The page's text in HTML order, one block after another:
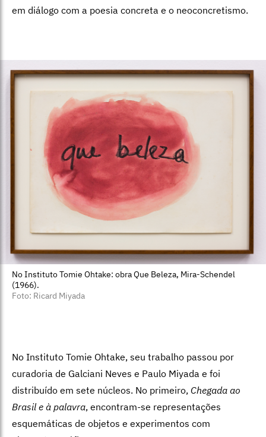
em diálogo com a poesia concreta e o neoconcretismo.
No Instituto Tomie Ohtake: obra Que Beleza, Mira-Schendel
(1966).
Foto: Ricard Miyada
No Instituto Tomie Ohtake, seu trabalho passou por
curadoria de Galciani Neves e Paulo Miyada e foi
distribuído em sete núcleos. No primeiro, Chegada ao
Brasil e à palavra, encontram-se representações
esquemáticas de objetos e experimentos com